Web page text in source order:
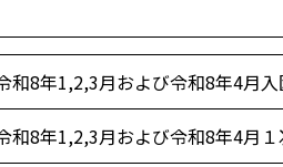
8年1,2,3月および令和8年4月入
8年1,2,3月および令和8年4月１